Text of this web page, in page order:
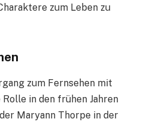
zum Leben zu
zum Fernsehen mit
in den frühen Jahren
Maryann Thorpe in der